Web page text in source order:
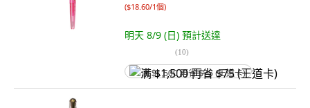
($18.60/1個)
明天 8/9 (日) 預計送達
(10)
满 $1,500 再省 $75 (王道卡)